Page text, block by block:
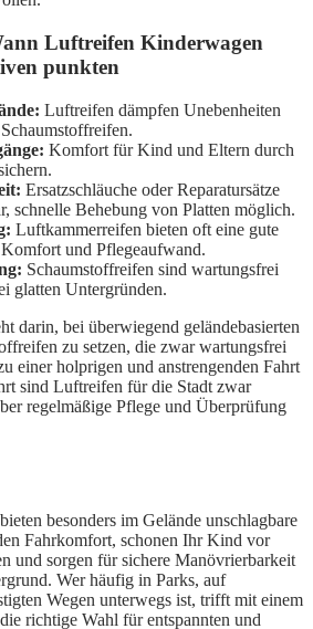
Luftreifen Kinderwagen
punkten
Luftreifen dämpfen Unebenheiten
Komfort für Kind und Eltern durch
Ersatzschläuche oder Reparatursätze
schnelle Behebung von Platten möglich.
Luftkammerreifen bieten oft eine gute
und Pflegeaufwand.
Schaumstoffreifen sind wartungsfrei
glatten Untergründen.
darin, bei überwiegend geländebasierten
zu setzen, die zwar wartungsfrei
einer holprigen und anstrengenden Fahrt
sind Luftreifen für die Stadt zwar
regelmäßige Pflege und Überprüfung
besonders im Gelände unschlagbare
Fahrkomfort, schonen Ihr Kind vor
und sorgen für sichere Manövrierbarkeit
Wer häufig in Parks, auf
Wegen unterwegs ist, trifft mit einem
richtige Wahl für entspannten und